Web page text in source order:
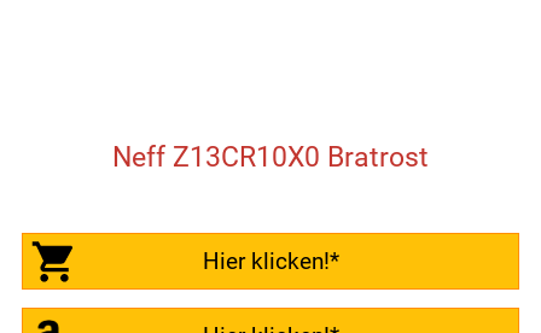
Neff Z13CR10X0 Bratrost
Hier klicken!*